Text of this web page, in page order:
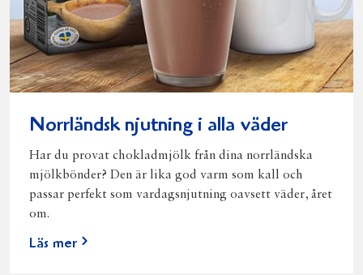
Norrländsk njutning i alla väder
Har du provat chokladmjölk från dina norrländska
mjölkbönder? Den är lika god varm som kall och
passar perfekt som vardagsnjutning oavsett väder, året
om.
Läs mer